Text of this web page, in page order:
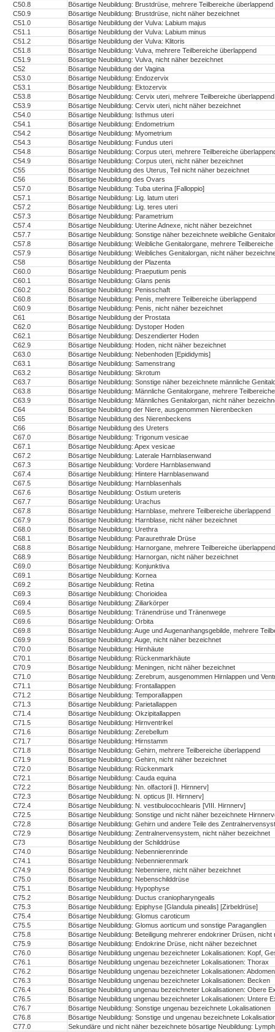
C50.8
Bösartige Neubildung: Brustdrüse, mehrere Teilbereiche überlappend
C50.9
Bösartige Neubildung: Brustdrüse, nicht näher bezeichnet
C51.0
Bösartige Neubildung der Vulva: Labium majus
C51.1
Bösartige Neubildung der Vulva: Labium minus
C51.2
Bösartige Neubildung der Vulva: Klitoris
C51.8
Bösartige Neubildung: Vulva, mehrere Teilbereiche überlappend
C51.9
Bösartige Neubildung: Vulva, nicht näher bezeichnet
C52
Bösartige Neubildung der Vagina
C53.0
Bösartige Neubildung: Endozervix
C53.1
Bösartige Neubildung: Ektozervix
C53.8
Bösartige Neubildung: Cervix uteri, mehrere Teilbereiche überlappend
C53.9
Bösartige Neubildung: Cervix uteri, nicht näher bezeichnet
C54.0
Bösartige Neubildung: Isthmus uteri
C54.1
Bösartige Neubildung: Endometrium
C54.2
Bösartige Neubildung: Myometrium
C54.3
Bösartige Neubildung: Fundus uteri
C54.8
Bösartige Neubildung: Corpus uteri, mehrere Teilbereiche
C54.9
Bösartige Neubildung: Corpus uteri, nicht näher bezeichnet
C55
Bösartige Neubildung des Uterus, Teil nicht näher bezeichnet
C56
Bösartige Neubildung des Ovars
C57.0
Bösartige Neubildung: Tuba uterina [Falloppio]
C57.1
Bösartige Neubildung: Lig. latum uteri
C57.2
Bösartige Neubildung: Lig. teres uteri
C57.3
Bösartige Neubildung: Parametrium
C57.4
Bösartige Neubildung: Uterine Adnexe, nicht näher bezeichnet
C57.7
Bösartige Neubildung: Sonstige näher bezeichnete weibliche
C57.8
Bösartige Neubildung: Weibliche Genitalorgane, mehrere
C57.9
Bösartige Neubildung: Weibliches Genitalorgan, nicht näher
C58
Bösartige Neubildung der Plazenta
C60.0
Bösartige Neubildung: Praeputium penis
C60.1
Bösartige Neubildung: Glans penis
C60.2
Bösartige Neubildung: Penisschaft
C60.8
Bösartige Neubildung: Penis, mehrere Teilbereiche überlappend
C60.9
Bösartige Neubildung: Penis, nicht näher bezeichnet
C61
Bösartige Neubildung der Prostata
C62.0
Bösartige Neubildung: Dystoper Hoden
C62.1
Bösartige Neubildung: Deszendierter Hoden
C62.9
Bösartige Neubildung: Hoden, nicht näher bezeichnet
C63.0
Bösartige Neubildung: Nebenhoden [Epididymis]
C63.1
Bösartige Neubildung: Samenstrang
C63.2
Bösartige Neubildung: Skrotum
C63.7
Bösartige Neubildung: Sonstige näher bezeichnete männliche
C63.8
Bösartige Neubildung: Männliche Genitalorgane, mehrere
C63.9
Bösartige Neubildung: Männliches Genitalorgan, nicht näher
C64
Bösartige Neubildung der Niere, ausgenommen Nierenbecken
C65
Bösartige Neubildung des Nierenbeckens
C66
Bösartige Neubildung des Ureters
C67.0
Bösartige Neubildung: Trigonum vesicae
C67.1
Bösartige Neubildung: Apex vesicae
C67.2
Bösartige Neubildung: Laterale Harnblasenwand
C67.3
Bösartige Neubildung: Vordere Harnblasenwand
C67.4
Bösartige Neubildung: Hintere Harnblasenwand
C67.5
Bösartige Neubildung: Harnblasenhals
C67.6
Bösartige Neubildung: Ostium ureteris
C67.7
Bösartige Neubildung: Urachus
C67.8
Bösartige Neubildung: Harnblase, mehrere Teilbereiche überlappend
C67.9
Bösartige Neubildung: Harnblase, nicht näher bezeichnet
C68.0
Bösartige Neubildung: Urethra
C68.1
Bösartige Neubildung: Paraurethrale Drüse
C68.8
Bösartige Neubildung: Harnorgane, mehrere Teilbereiche überlappend
C68.9
Bösartige Neubildung: Harnorgan, nicht näher bezeichnet
C69.0
Bösartige Neubildung: Konjunktiva
C69.1
Bösartige Neubildung: Kornea
C69.2
Bösartige Neubildung: Retina
C69.3
Bösartige Neubildung: Chorioidea
C69.4
Bösartige Neubildung: Ziliarkörper
C69.5
Bösartige Neubildung: Tränendrüse und Tränenwege
C69.6
Bösartige Neubildung: Orbita
C69.8
Bösartige Neubildung: Auge und Augenanhangsgebilde, mehrere
C69.9
Bösartige Neubildung: Auge, nicht näher bezeichnet
C70.0
Bösartige Neubildung: Hirnhäute
C70.1
Bösartige Neubildung: Rückenmarkhäute
C70.9
Bösartige Neubildung: Meningen, nicht näher bezeichnet
C71.0
Bösartige Neubildung: Zerebrum, ausgenommen Hirnlappen und
C71.1
Bösartige Neubildung: Frontallappen
C71.2
Bösartige Neubildung: Temporallappen
C71.3
Bösartige Neubildung: Parietallappen
C71.4
Bösartige Neubildung: Okzipitallappen
C71.5
Bösartige Neubildung: Hirnventrikel
C71.6
Bösartige Neubildung: Zerebellum
C71.7
Bösartige Neubildung: Hirnstamm
C71.8
Bösartige Neubildung: Gehirn, mehrere Teilbereiche überlappend
C71.9
Bösartige Neubildung: Gehirn, nicht näher bezeichnet
C72.0
Bösartige Neubildung: Rückenmark
C72.1
Bösartige Neubildung: Cauda equina
C72.2
Bösartige Neubildung: Nn. olfactorii [I. Hirnnerv]
C72.3
Bösartige Neubildung: N. opticus [II. Hirnnerv]
C72.4
Bösartige Neubildung: N. vestibulocochlearis [VIII. Hirnnerv]
C72.5
Bösartige Neubildung: Sonstige und nicht näher bezeichnete
C72.8
Bösartige Neubildung: Gehirn und andere Teile des
C72.9
Bösartige Neubildung: Zentralnervensystem, nicht näher bezeichnet
C73
Bösartige Neubildung der Schilddrüse
C74.0
Bösartige Neubildung: Nebennierenrinde
C74.1
Bösartige Neubildung: Nebennierenmark
C74.9
Bösartige Neubildung: Nebenniere, nicht näher bezeichnet
C75.0
Bösartige Neubildung: Nebenschilddrüse
C75.1
Bösartige Neubildung: Hypophyse
C75.2
Bösartige Neubildung: Ductus craniopharyngealis
C75.3
Bösartige Neubildung: Epiphyse [Glandula pinealis] [Zirbeldrüse]
C75.4
Bösartige Neubildung: Glomus caroticum
C75.5
Bösartige Neubildung: Glomus aorticum und sonstige Paraganglien
C75.8
Bösartige Neubildung: Beteiligung mehrerer endokriner Drüsen, nicht
C75.9
Bösartige Neubildung: Endokrine Drüse, nicht näher bezeichnet
C76.0
Bösartige Neubildung ungenau bezeichneter Lokalisationen: Kopf,
C76.1
Bösartige Neubildung ungenau bezeichneter Lokalisationen: Thorax
C76.2
Bösartige Neubildung ungenau bezeichneter Lokalisationen: Abdomen
C76.3
Bösartige Neubildung ungenau bezeichneter Lokalisationen: Becken
C76.4
Bösartige Neubildung ungenau bezeichneter Lokalisationen: Obere
C76.5
Bösartige Neubildung ungenau bezeichneter Lokalisationen: Untere
C76.7
Bösartige Neubildung: Sonstige ungenau bezeichnete Lokalisationen
C76.8
Bösartige Neubildung: Sonstige und ungenau bezeichnete
C77.0
Sekundäre und nicht näher bezeichnete bösartige Neubildung: